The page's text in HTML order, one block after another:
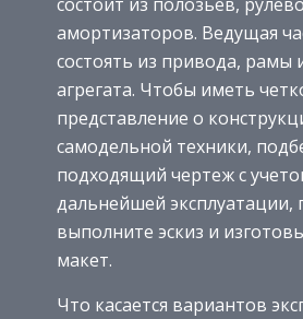
амортизаторов. Ведущая
состоять из привода, рамы
агрегата. Чтобы иметь
представление о
самодельной техники,
подходящий чертеж с
дальнейшей эксплуатации,
выполните эскиз и
макет.
Что касается вариантов